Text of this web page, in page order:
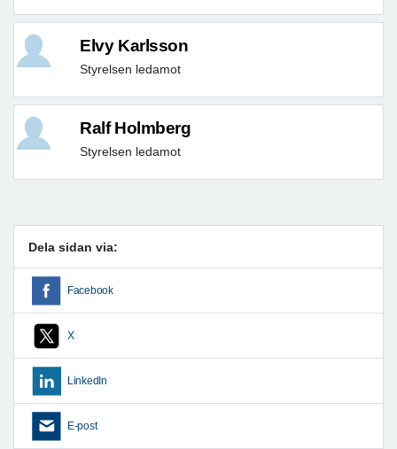
Elvy Karlsson
Styrelsen ledamot
Ralf Holmberg
Styrelsen ledamot
Dela sidan via:
Facebook
X
LinkedIn
E-post